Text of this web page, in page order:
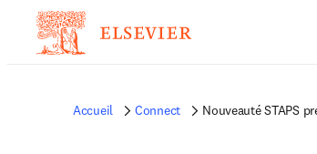
Accueil Connect Nouveauté STAPS